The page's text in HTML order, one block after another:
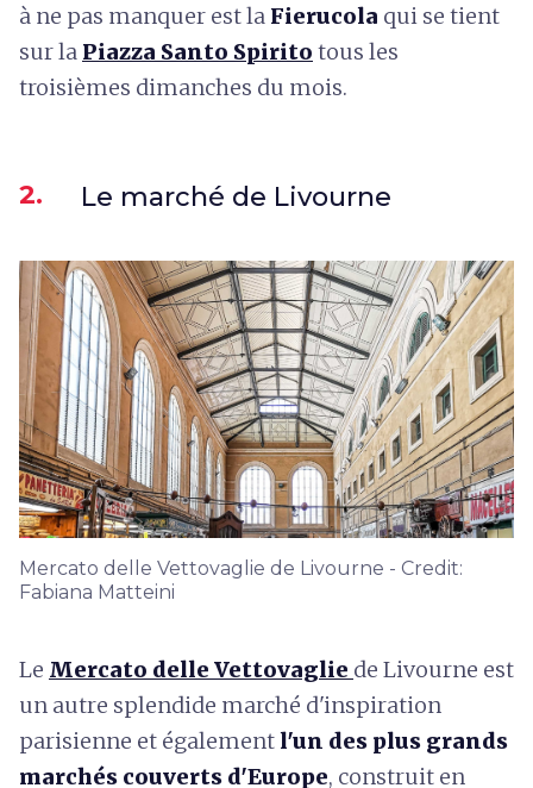
à ne pas manquer est la Fierucola qui se tient
sur la Piazza Santo Spirito tous les
troisièmes dimanches du mois.
2. Le marché de Livourne
Mercato delle Vettovaglie de Livourne - Credit:
Fabiana Matteini
Le Mercato delle Vettovaglie de Livourne est
un autre splendide marché d'inspiration
parisienne et égalementl'un des plus grands
marchés couverts d'Europe, construit en